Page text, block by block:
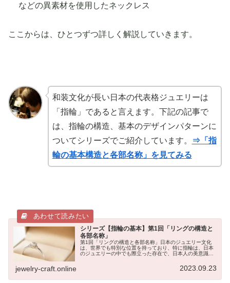
などの異素材を使用したネックレス
ここからは、ひとつずつ詳しく解説していきます。
和装文化が長い日本の代表格ジュエリーは
「指輪」であると言えます。下記の記事で
は、指輪の構造、基本のデザインパターンに
ついてシリーズでご紹介しています。
⇒「指
輪の基本構造と各部名称」を見てみる
シリーズ【指輪の基本】第1回「リングの構造と
各部名称」
第1回「リングの構造と各部名称」日本のジュエリー文化
は、世界でも特別な位置を持っており、特に指輪は、日本
のジュエリーの中でも際立った存在で、日本人の美意識や
jewelry-craft.online 2023.09.23